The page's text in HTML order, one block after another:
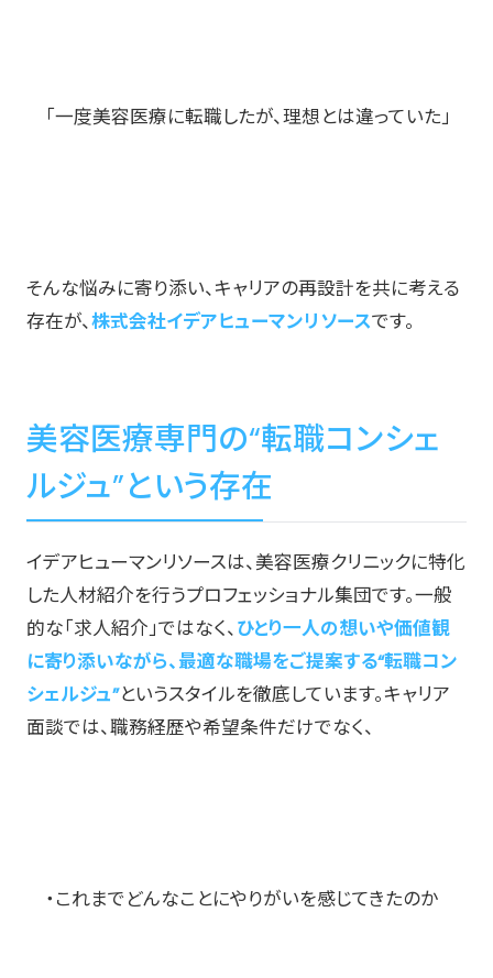
「一度美容医療に転職したが、理想とは違っていた」
そんな悩みに寄り添い、キャリアの再設計を共に考える
存在が、株式会社イデアヒューマンリソースです。
美容医療専門の“転職コンシェ
ルジュ”という存在
イデアヒューマンリソースは、美容医療クリニックに特化
した人材紹介を行うプロフェッショナル集団です。一般
的な「求人紹介」ではなく、ひとり一人の想いや価値観
に寄り添いながら、最適な職場をご提案する“転職コン
シェルジュ”というスタイルを徹底しています。キャリア
面談では、職務経歴や希望条件だけでなく、
・これまでどんなことにやりがいを感じてきたのか